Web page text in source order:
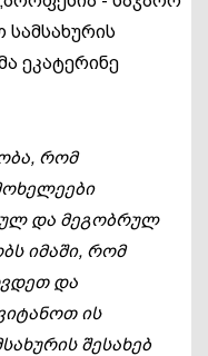
სამსახურის
ეკატერინე
რომ
და მეგობრულ
იმაში, რომ
და
ის
შესახებ